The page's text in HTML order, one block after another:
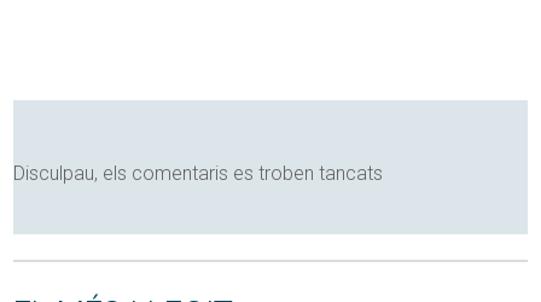
Disculpau, els comentaris es troben tancats